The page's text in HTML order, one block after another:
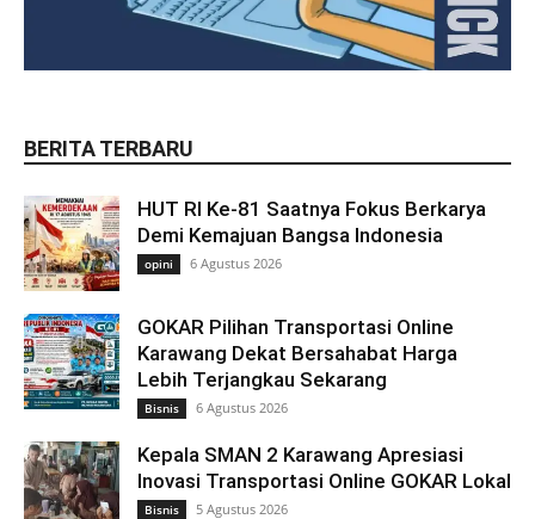
BERITA TERBARU
HUT RI Ke-81 Saatnya Fokus Berkarya
Demi Kemajuan Bangsa Indonesia
opini 6 Agustus 2026
GOKAR Pilihan Transportasi Online
Karawang Dekat Bersahabat Harga
Lebih Terjangkau Sekarang
Bisnis 6 Agustus 2026
Kepala SMAN 2 Karawang Apresiasi
Inovasi Transportasi Online GOKAR Lokal
Bisnis 5 Agustus 2026